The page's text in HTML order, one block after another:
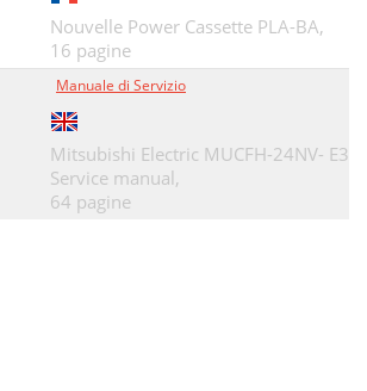
Nouvelle Power Cassette PLA-BA,
16 pagine
Manuale di Servizio
Mitsubishi Electric MUCFH-24NV- E3
Service manual,
64 pagine